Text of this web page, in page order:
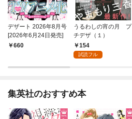
デザート 2026年8月号
[2026年6月24日発売]
660
うるわしの宵の月 プ
チデザ（１）
154
試読フル
集英社のおすすめ本